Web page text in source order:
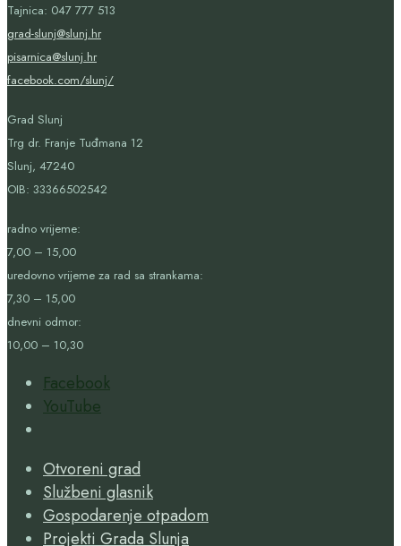
Tajnica: 047 777 513
grad-slunj@slunj.hr
pisarnica@slunj.hr
facebook.com/slunj/
Grad Slunj
Trg dr. Franje Tuđmana 12
Slunj, 47240
OIB: 33366502542
radno vrijeme:
7,00 – 15,00
uredovno vrijeme za rad sa strankama:
7,30 – 15,00
dnevni odmor:
10,00 – 10,30
Facebook
YouTube
Window
Otvoreni grad
Službeni glasnik
Gospodarenje otpadom
Projekti Grada Slunja